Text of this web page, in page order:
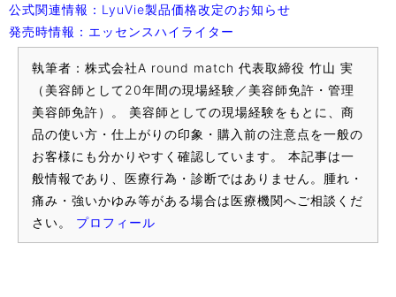
公式関連情報：LyuVie製品価格改定のお知らせ
発売時情報：エッセンスハイライター
執筆者：株式会社A round match 代表取締役 竹山 実
（美容師として20年間の現場経験／美容師免許・管理
美容師免許）。 美容師としての現場経験をもとに、商
品の使い方・仕上がりの印象・購入前の注意点を一般の
お客様にも分かりやすく確認しています。 本記事は一
般情報であり、医療行為・診断ではありません。腫れ・
痛み・強いかゆみ等がある場合は医療機関へご相談くだ
さい。 プロフィール